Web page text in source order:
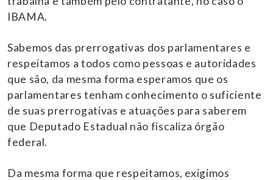
IBAMA.
Sabemos das prerrogativas dos parlamentares e
respeitamos a todos como pessoas e autoridades
que são, da mesma forma esperamos que os
parlamentares tenham conhecimento o suficiente
de suas prerrogativas e atuações para saberem
que Deputado Estadual não fiscaliza órgão
federal.
Da mesma forma que respeitamos, exigimos